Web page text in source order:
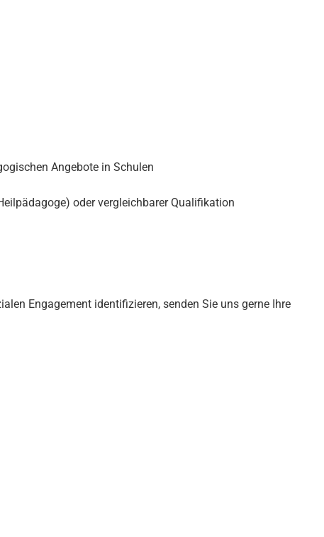
Angebote in Schulen
oder vergleichbarer Qualifikation
Engagement identifizieren, senden Sie uns gerne Ihre